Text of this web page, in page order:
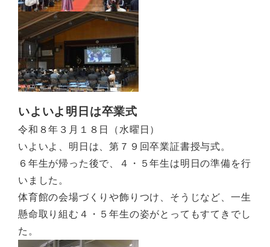
いよいよ明日は卒業式
令和８年３月１８日（水曜日）
いよいよ、明日は、第７９回卒業証書授与式。
６年生が帰った後で、４・５年生は明日の準備を行
いました。
体育館の会場づくりや飾りつけ、そうじなど、一生
懸命取り組む４・５年生の姿がとってもすてきでし
た。